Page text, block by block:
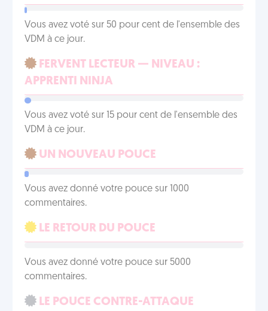
Vous avez voté sur 50 pour cent de l'ensemble des
VDM à ce jour.
FERVENT LECTEUR — NIVEAU :
APPRENTI NINJA
Vous avez voté sur 15 pour cent de l'ensemble des
VDM à ce jour.
UN NOUVEAU POUCE
Vous avez donné votre pouce sur 1000
commentaires.
LE RETOUR DU POUCE
Vous avez donné votre pouce sur 5000
commentaires.
LE POUCE CONTRE-ATTAQUE